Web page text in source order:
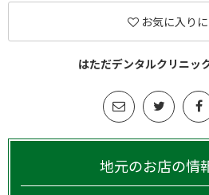
お気に入り
はただデンタルクリニッ
地元のお店の情